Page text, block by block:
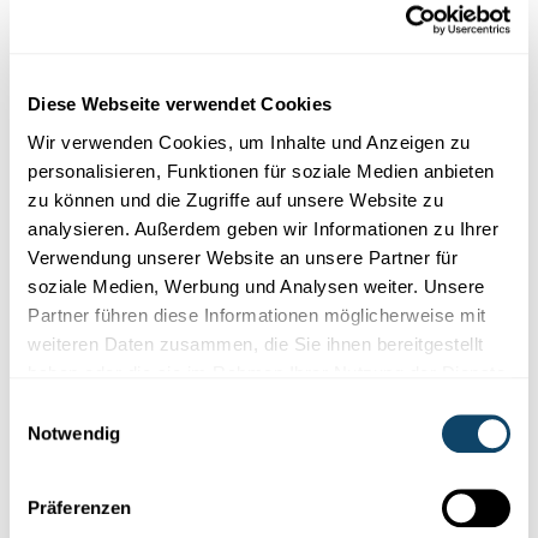
Diese Webseite verwendet Cookies
Wir verwenden Cookies, um Inhalte und Anzeigen zu
personalisieren, Funktionen für soziale Medien anbieten
zu können und die Zugriffe auf unsere Website zu
analysieren. Außerdem geben wir Informationen zu Ihrer
Verwendung unserer Website an unsere Partner für
soziale Medien, Werbung und Analysen weiter. Unsere
Partner führen diese Informationen möglicherweise mit
weiteren Daten zusammen, die Sie ihnen bereitgestellt
Notwendig
Präferenzen
besten geeignet war(en) und warum. Wieso war die
Gewinner-Methode besser als die anderen? Wieso haben
die anderen Methoden nicht so gut geklappt?
Gegebenenfalls können die Gruppen auch in einer
zweiten Runde eine weitere Methode ausprobieren, um
sich zu verbessern.
mögliche Methoden vorgestellt. Im folgenden Abschnitt